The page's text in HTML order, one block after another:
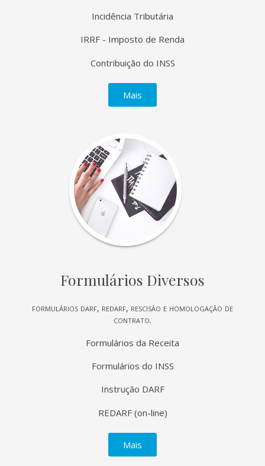
Incidência Tributária
IRRF - Imposto de Renda
Contribuição do INSS
Mais
Formulários Diversos
formulários darf, redarf, rescisão e homologação de
contrato.
Formulários da Receita
Formulários do INSS
Instrução DARF
REDARF (on-line)
Mais